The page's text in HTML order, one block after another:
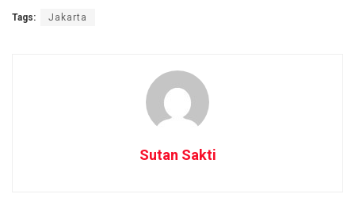
Tags: Jakarta
Sutan Sakti